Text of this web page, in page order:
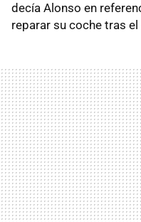
decía Alonso en
reparar su coche tras